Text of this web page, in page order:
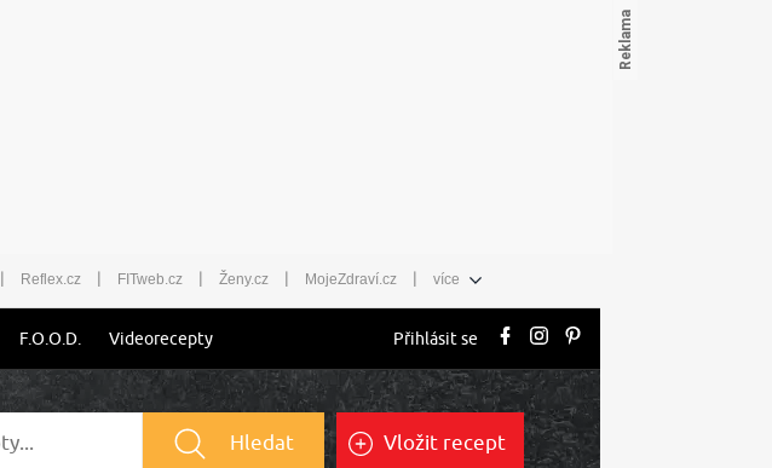
| Reflex.cz | FITweb.cz | Ženy.cz | MojeZdraví.cz | více
F.O.O.D. Videorecepty Přihlásit se
Hledat Vložit recept